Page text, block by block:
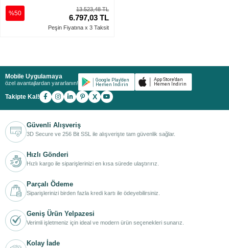
13.523,48 TL
6.797,03 TL
%50
Peşin Fiyatına x 3 Taksit
Mobile Uygulamaya
özel avantajlardan yararlanın!
Takipte Kal! X
Güvenli Alışveriş
3D Secure ve 256 Bit SSL ile alışverişte tam güvenlik sağlar.
Hızlı Gönderi
Hızlı kargo ile siparişlerinizi en kısa sürede ulaştırırız.
Parçalı Ödeme
Siparişlerinizi birden fazla kredi kartı ile ödeyebilirsiniz.
Geniş Ürün Yelpazesi
Verimli işletmeniz için ideal ve modern ürün seçenekleri sunarız.
Kolay İade